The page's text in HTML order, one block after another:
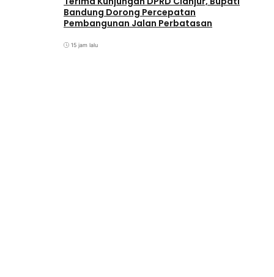
Bandung Dorong Percepatan
Pembangunan Jalan Perbatasan
15 jam lalu